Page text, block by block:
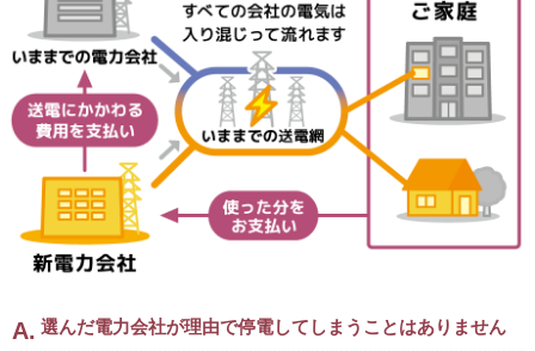
選んだ電力会社が理由で停電してしまうことはありません